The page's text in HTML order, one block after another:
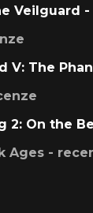
Veilguard
V: The
2: On the
Ages -